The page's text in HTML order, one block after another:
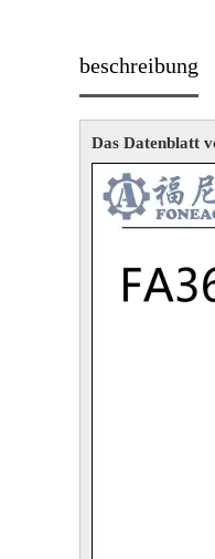
beschreibung
Das Datenblatt